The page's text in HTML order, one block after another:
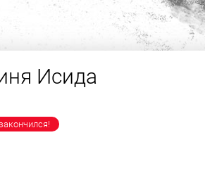
Исида